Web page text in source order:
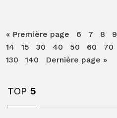
« Première page 6 7 8 9
14
15 30 40 50 60 70
130
140 Dernière page »
TOP 5